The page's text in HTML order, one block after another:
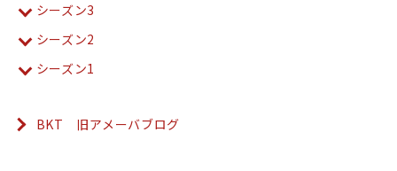
シーズン3
シーズン2
シーズン1
BKT 旧アメーバブログ